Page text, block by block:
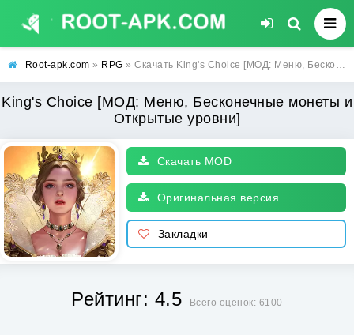
Root-apk.com » RPG » Скачать King's Choice [МОД: Меню, Бесконечные монеты и Открытые уровни] | Взлом King's Choice на Андроид
King's Choice [МОД: Меню, Бесконечные монеты и
Открытые уровни]
Скачать MOD
Оригинальная версия
Закладки
Рейтинг: 4.5 Всего оценок: 6100